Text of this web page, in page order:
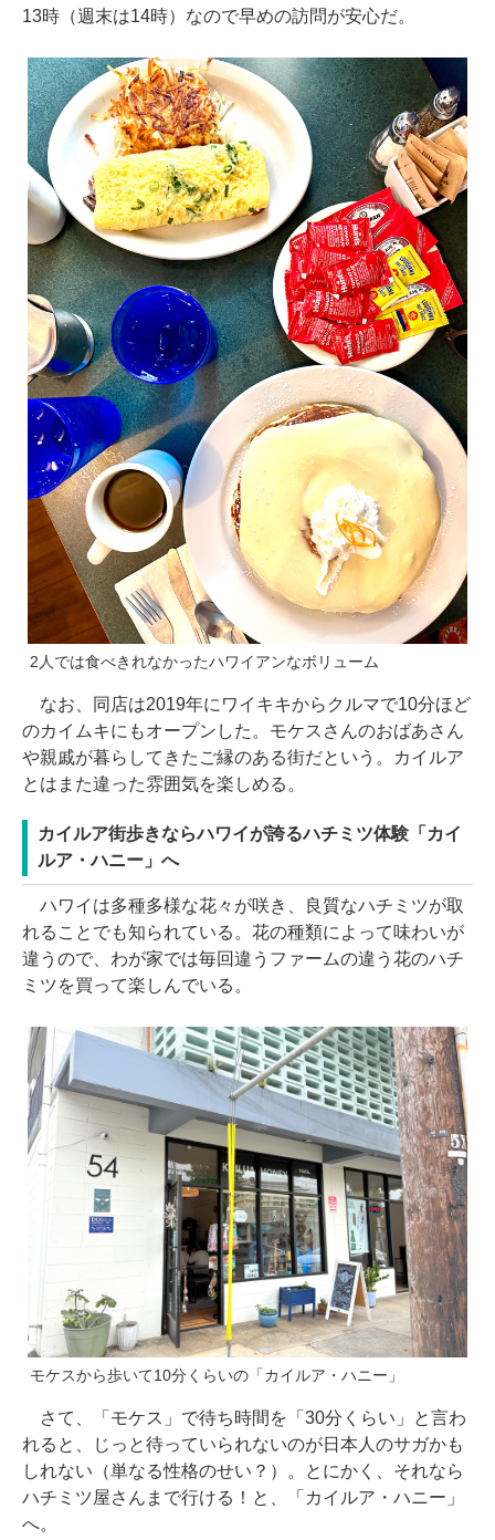
13時（週末は14時）なので早めの訪問が安心だ。
2人では食べきれなかったハワイアンなボリューム
なお、同店は2019年にワイキキからクルマで10分ほど
のカイムキにもオープンした。モケスさんのおばあさん
や親戚が暮らしてきたご縁のある街だという。カイルア
とはまた違った雰囲気を楽しめる。
カイルア街歩きならハワイが誇るハチミツ体験「カイ
ルア・ハニー」へ
ハワイは多種多様な花々が咲き、良質なハチミツが取
れることでも知られている。花の種類によって味わいが
違うので、わが家では毎回違うファームの違う花のハチ
ミツを買って楽しんでいる。
モケスから歩いて10分くらいの「カイルア・ハニー」
さて、「モケス」で待ち時間を「30分くらい」と言わ
れると、じっと待っていられないのが日本人のサガかも
しれない（単なる性格のせい？）。とにかく、それなら
ハチミツ屋さんまで行ける！と、「カイルア・ハニー」
へ。